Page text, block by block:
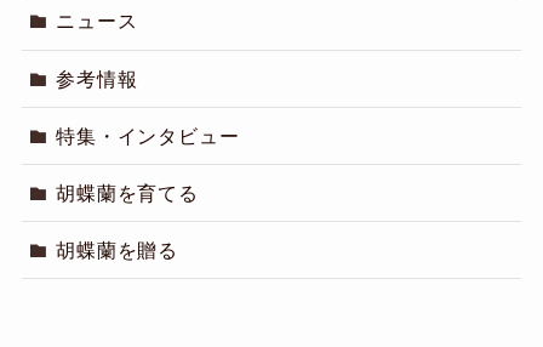
ニュース
参考情報
特集・インタビュー
胡蝶蘭を育てる
胡蝶蘭を贈る